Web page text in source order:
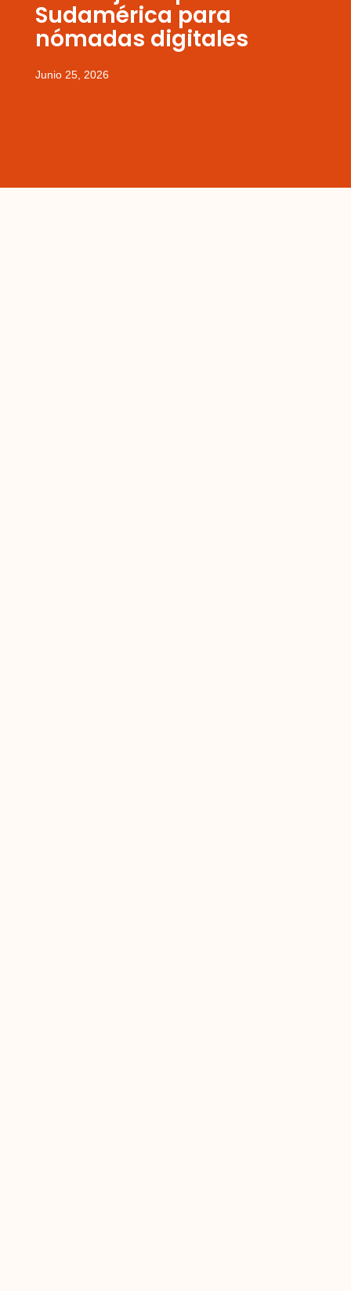
Sudamérica para
nómadas digitales
Junio 25, 2026